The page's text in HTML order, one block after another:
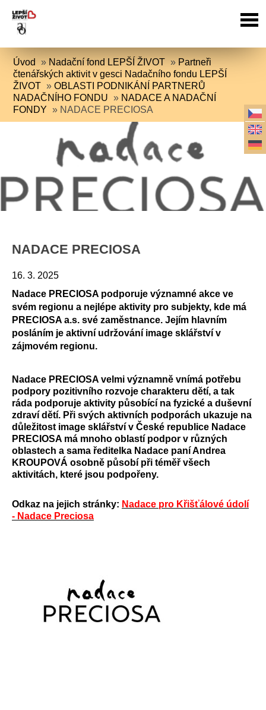
Úvod » Nadační fond LEPŠÍ ŽIVOT » Partneři
čtenářských aktivit v gesci Nadačního fondu LEPŠÍ
ŽIVOT »OBLASTI PODNIKÁNÍ PARTNERŮ
NADAČNÍHO FONDU » NADACE A NADAČNÍ
FONDY » NADACE PRECIOSA
NADACE PRECIOSA
16. 3. 2025
Nadace PRECIOSA podporuje významné akce ve
svém regionu a nejlépe aktivity pro subjekty, kde má
PRECIOSA a.s. své zaměstnance. Jejím hlavním
posláním je aktivní udržování image sklářství v
zájmovém regionu.
Nadace PRECIOSA velmi významně vnímá potřebu
podpory pozitivního rozvoje charakteru dětí, a tak
ráda podporuje aktivity působící na fyzické a duševní
zdraví dětí. Při svých aktivních podporách ukazuje na
důležitost image sklářství v České republice Nadace
PRECIOSA má mnoho oblastí podpor v různých
oblastech a sama ředitelka Nadace paní Andrea
KROUPOVÁ osobně působí při téměř všech
aktivitách, které jsou podpořeny.
Odkaz na jejich stránky: Nadace pro Křišťálové údolí
- Nadace Preciosa